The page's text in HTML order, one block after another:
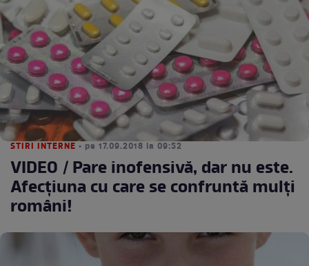
STIRI INTERNE • pe 17.09.2018 la 09:52
VIDEO / Pare inofensivă, dar nu este.
Afecţiuna cu care se confruntă mulţi
români!